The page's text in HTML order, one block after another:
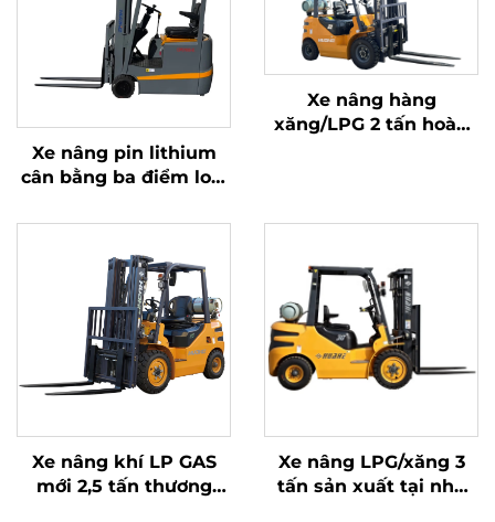
Xe nâng pin lithium
cân bằng ba điểm loại
Trung Quốc, giá cả
Xe nâng hàng
xăng/LPG 2 tấn hoàn
Xe nâng khí LP GAS
mới 2,5 tấn thương
Xe nâng LPG/xăng 3
tấn sản xuất tại nhà